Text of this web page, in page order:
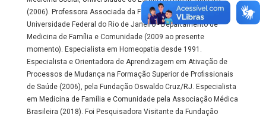
(2006). Professora Associada da Faculdade de Medicina da
Universidade Federal do Rio de Janeiro - Departamento de
Medicina de Família e Comunidade (2009 ao presente
momento). Especialista em Homeopatia desde 1991.
Especialista e Orientadora de Aprendizagem em Ativação de
Processos de Mudança na Formação Superior de Profissionais
de Saúde (2006), pela Fundação Oswaldo Cruz/RJ. Especialista
em Medicina de Família e Comunidade pela Associação Médica
Brasileira (2018). Foi Pesquisadora Visitante da Fundação